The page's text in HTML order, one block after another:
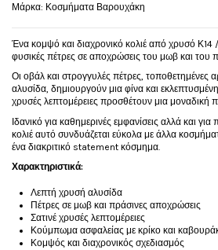
Μάρκα: Κοσμήματα Βαρουχάκη
Ένα κομψό και διαχρονικό κολιέ από χρυσό
φυσικές πέτρες σε αποχρώσεις του μωβ και του
Οι οβάλ και στρογγυλές πέτρες, τοποθετημένες
αλυσίδα, δημιουργούν μια φίνα και
χρυσές λεπτομέρειες προσθέτουν μια μοναδική
Ιδανικό για καθημερινές εμφανίσεις αλλά και για
κολιέ αυτό συνδυάζεται εύκολα με άλλα
ένα διακριτικό statement κόσμημα.
Χαρακτηριστικά:
Λεπτή χρυσή αλυσίδα
Πέτρες σε μωβ και πράσινες αποχρώσεις
Σατινέ χρυσές λεπτομέρειες
Κούμπωμα ασφαλείας με κρίκο και
Κομψός και διαχρονικός σχεδιασμός